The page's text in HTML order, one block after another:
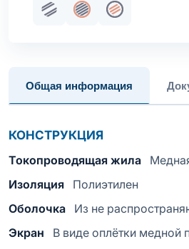
Парная скрутка
Общий экранЖила медная
Общая информация
КОНСТРУКЦИЯ
Токопроводящая жила
Изоляция
Полиэтилен
Оболочка
Из не
Экран
В виде оплётки медной